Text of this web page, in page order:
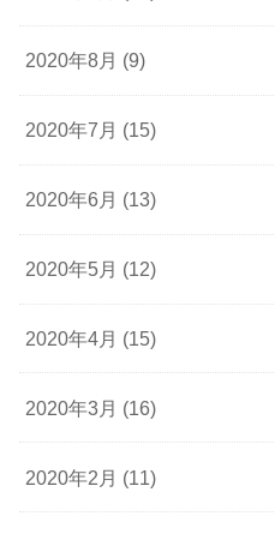
2020年8月 (9)
2020年7月 (15)
2020年6月 (13)
2020年5月 (12)
2020年4月 (15)
2020年3月 (16)
2020年2月 (11)